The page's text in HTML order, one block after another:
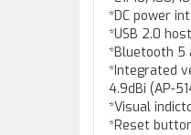
*DC power
*USB 2.0
*Bluetooth 5
*Integrated
4.9dBi (AP-
*Visual
*Reset